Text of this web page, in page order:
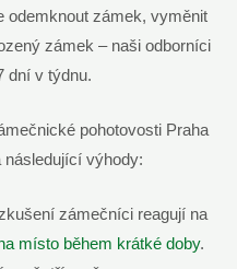
odemknout zámek, vyměnit
zámek – naši odborníci
dní ⁤v​ týdnu.
pohotovosti Praha‌
následující ⁢výhody:
zámečníci reagují ‍na
místo během krátké doby.